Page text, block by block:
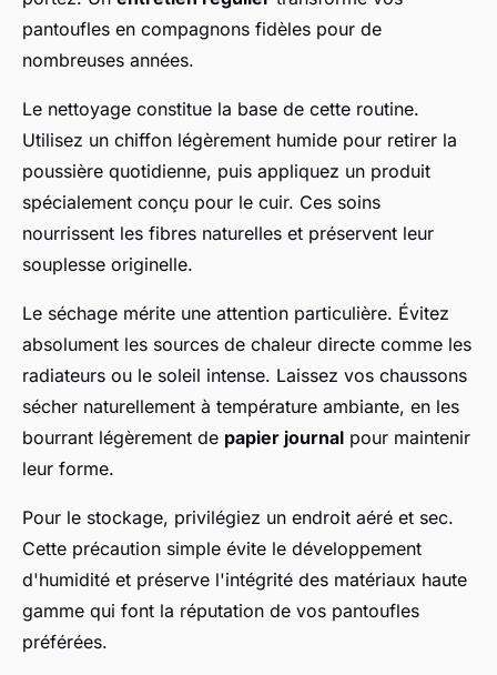
pantoufles en compagnons fidèles pour de
nombreuses années.
Le nettoyage constitue la base de cette routine.
Utilisez un chiffon légèrement humide pour retirer la
poussière quotidienne, puis appliquez un produit
spécialement conçu pour le cuir. Ces soins
nourrissent les fibres naturelles et préservent leur
souplesse originelle.
Le séchage mérite une attention particulière. Évitez
absolument les sources de chaleur directe comme les
radiateurs ou le soleil intense. Laissez vos chaussons
sécher naturellement à température ambiante, en les
bourrant légèrement de papier journal pour maintenir
leur forme.
Pour le stockage, privilégiez un endroit aéré et sec.
Cette précaution simple évite le développement
d'humidité et préserve l'intégrité des matériaux haute
gamme qui font la réputation de vos pantoufles
préférées.